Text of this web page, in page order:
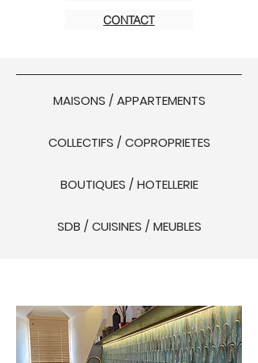
CONTACT
MAISONS / APPARTEMENTS
COLLECTIFS / COPROPRIETES
BOUTIQUES / HOTELLERIE
SDB / CUISINES / MEUBLES